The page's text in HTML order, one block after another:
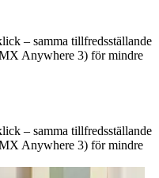
– samma tillfredsställande
Anywhere 3) för mindre
– samma tillfredsställande
Anywhere 3) för mindre